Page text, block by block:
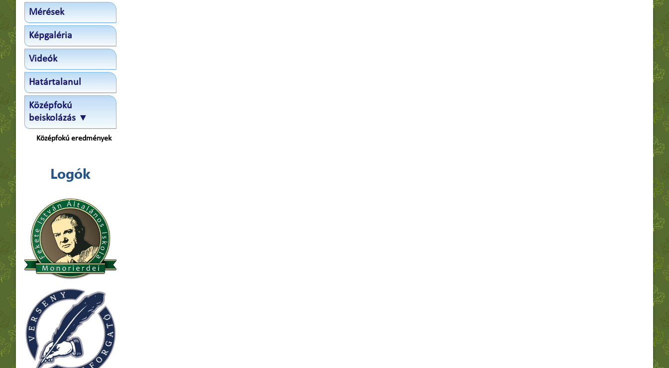
Mérések
Képgaléria
Videók
Határtalanul
Középfokú
beiskolázás ▼
Középfokú eredmények
Logók